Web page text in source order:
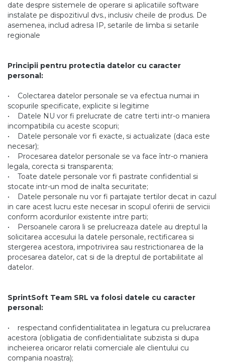
date despre sistemele de operare si aplicatiile software
instalate pe dispozitivul dvs., inclusiv cheile de produs. De
asemenea, includ adresa IP, setarile de limba si setarile
regionale
Principii pentru protectia datelor cu caracter
personal:
• Colectarea datelor personale se va efectua numai in
scopurile specificate, explicite si legitime
• Datele NU vor fi prelucrate de catre terti intr-o maniera
incompatibila cu aceste scopuri;
• Datele personale vor fi exacte, si actualizate (daca este
necesar);
• Procesarea datelor personale se va face într-o maniera
legala, corecta si transparenta;
• Toate datele personale vor fi pastrate confidential si
stocate intr-un mod de inalta securitate;
• Datele personale nu vor fi partajate tertilor decat in cazul
in care acest lucru este necesar in scopul oferirii de servicii
conform acordurilor existente intre parti;
• Persoanele carora li se prelucreaza datele au dreptul la
solicitarea accesului la datele personale, rectificarea si
stergerea acestora, impotrivirea sau restrictionarea de la
procesarea datelor, cat si de la dreptul de portabilitate al
datelor.
SprintSoft Team SRL va folosi datele cu caracter
personal:
• respectand confidentialitatea in legatura cu prelucrarea
acestora (obligatia de confidentialitate subzista si dupa
incheierea oricaror relatii comerciale ale clientului cu
compania noastra);